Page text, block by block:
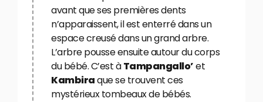
avant que ses premières dents
n’apparaissent, il est enterré dans un
espace creusé dans un grand arbre.
L’arbre pousse ensuite autour du corps
du bébé. C’est àTampangallo’et
Kambiraque se trouvent ces
mystérieux tombeaux de bébés.